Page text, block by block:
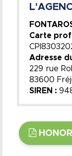
Carte
Adresse
229 rue
83600
SIREN :